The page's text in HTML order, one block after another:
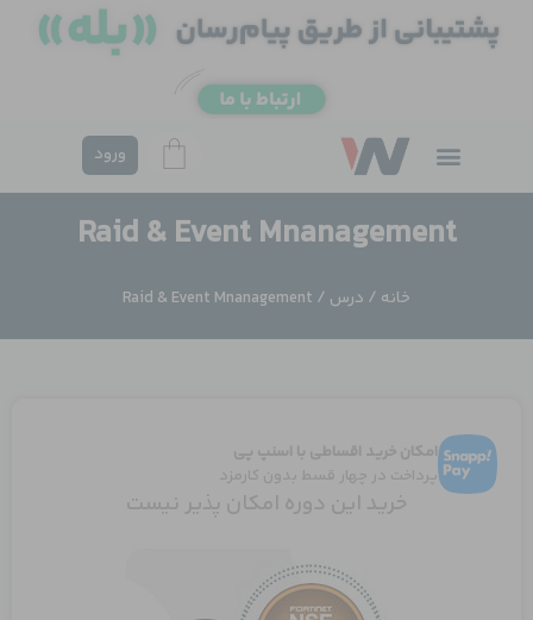
ورود
Raid & Event Mnanagement
خانه / درس / Raid & Event Mnanagement
امکان خرید اقساطی با اسنپ پی
پرداخت در چهار قسط بدون کارمزد
خرید این دوره امکان پذیر نیست